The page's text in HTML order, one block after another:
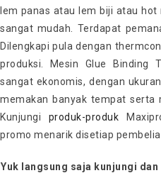
lem panas atau lem biji atau
sangat mudah. Terdapat
Dilengkapi pula dengan
produksi. Mesin Glue Binding
sangat ekonomis, dengan
memakan banyak tempat serta
Kunjungi produk-produk
promo menarik disetiap
Yuk langsung saja kunjungi